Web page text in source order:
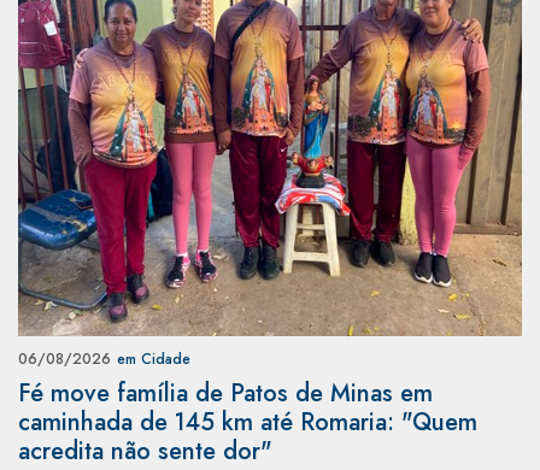
06/08/2026 em Cidade
Fé move família de Patos de Minas em
caminhada de 145 km até Romaria: "Quem
acredita não sente dor"